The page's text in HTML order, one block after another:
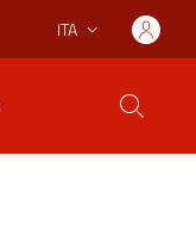
Lingua attiva:
ITA